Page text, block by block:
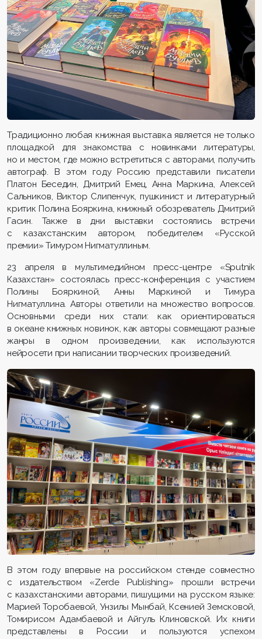
Традиционно любая книжная выставка является не только
площадкой для знакомства с новинками литературы,
но и местом, где можно встретиться с авторами, получить
автограф. В этом году Россию представили писатели
Платон Беседин, Дмитрий Емец, Анна Маркина, Алексей
Сальников, Виктор Слипенчук, пушкинист и литературный
критик Полина Бояркина, книжный обозреватель Дмитрий
Гасин. Также в дни выставки состоялись встречи
с казахстанским автором, победителем «Русской
премии» Тимуром Нигматуллиным.
23 апреля в мультимедийном пресс-центре «Sputnik
Казахстан» состоялась пресс-конференция с участием
Полины Бояркиной, Анны Маркиной и Тимура
Нигматуллина. Авторы ответили на множество вопросов.
Основными среди них стали: как ориентироваться
в океане книжных новинок, как авторы совмещают разные
жанры в одном произведении, как используются
нейросети при написании творческих произведений.
В этом году впервые на российском стенде совместно
с издательством «Zerde Publishing» прошли встречи
с казахстанскими авторами, пишущими на русском языке:
Марией Торобаевой, Унзилы Мынбай, Ксенией Земсковой,
Томирисом Адамбаевой и Айгуль Клиновской. Их книги
представлены в России и пользуются успехом